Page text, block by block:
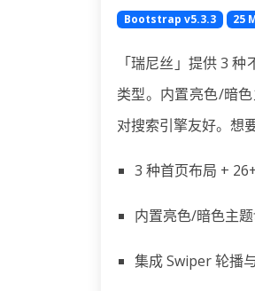
Bootstrap v5.3.3 25
「瑞尼丝」提供 3
类型。内置亮色/暗
对搜索引擎友好。想
3 种首页布局 +
内置亮色/暗色主
集成 Swiper 轮播